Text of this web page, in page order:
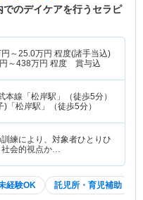
のデイケアを行うセラピ
～25.0万円 程度(諸手当込)
～438万円 程度 賞与込
本線「松岸駅」（徒歩5分）
)「松岸駅」（徒歩5分）
練により、対象者ひとりひ
社会的視点か…
経験OK 託児所・育児補助